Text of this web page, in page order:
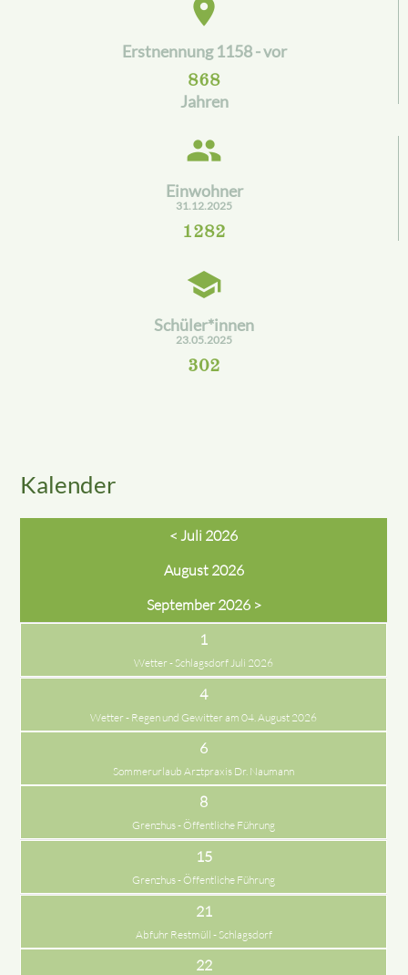
place
Erstnennung 1158 - vor
868
Jahren
people
Einwohner
31.12.2025
1282
school
Schüler*innen
23.05.2025
302
Kalender
< Juli 2026
August 2026
September 2026 >
1
Wetter - Schlagsdorf Juli 2026
4
Wetter - Regen und Gewitter am 04. August 2026
6
Sommerurlaub Arztpraxis Dr. Naumann
8
Grenzhus - Öffentliche Führung
15
Grenzhus - Öffentliche Führung
21
Abfuhr Restmüll - Schlagsdorf
22